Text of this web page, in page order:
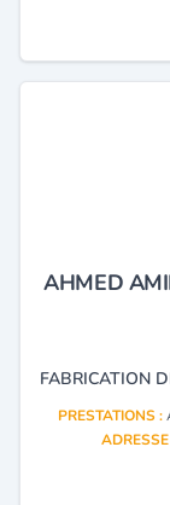
AHMED
PRESTATIONS :